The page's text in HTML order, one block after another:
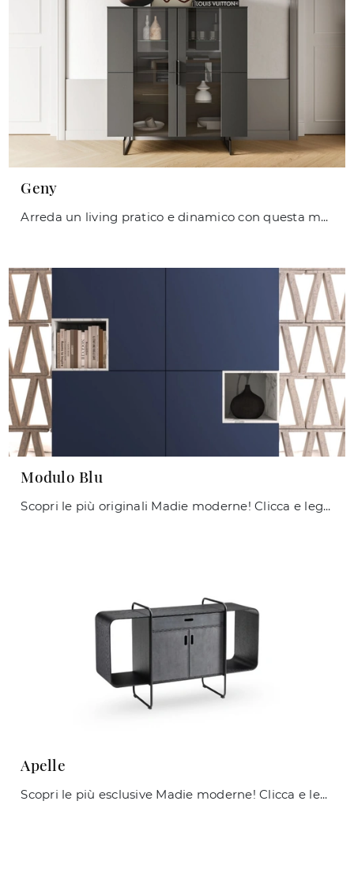
Geny
Arreda un living pratico e dinamico con questa madia Geny di Orme: scopri le più originali Madie in melaminico.
Modulo Blu
Scopri le più originali Madie moderne! Clicca e leggi l'articolo: mobile soggiorno Modulo Blu in laccato opaco, soluzione funzionale ed esteticamente ...
Apelle
Scopri le più esclusive Madie moderne! Clicca e leggi l'articolo: mobile soggiorno Apelle in metallo, soluzione pratica e sofisticata.